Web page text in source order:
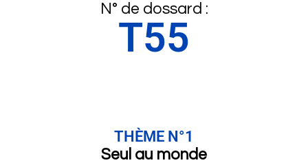
N° de dossard :
T55
THÈME N°1
Seul au monde